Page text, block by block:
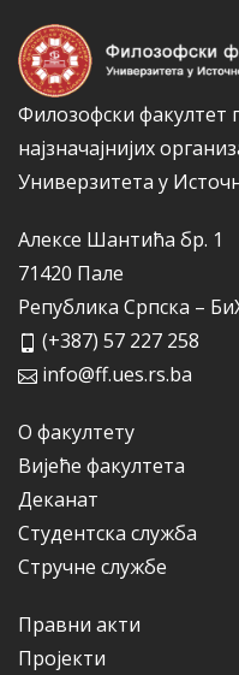
Филозофски факултет
најзначајнијих
Универзитета у
Алексе Шантића бр. 1
71420 Пале
Република Српска –
(+387) 57 227 258
info@ff.ues.rs.ba
О факултету
Вијеће факултета
Деканат
Студентска служба
Стручне службе
Правни акти
Пројекти